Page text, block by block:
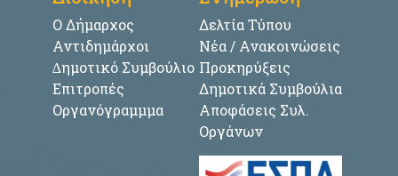
Ο Δήμαρχος
Αντιδημάρχοι
∆ημοτικό Συμβούλιο
Επιτροπές
Οργανόγραμμμα
Δελτία Τύπου
Νέα / Ανακοινώσεις
Προκηρύξεις
Δημοτικά Συμβούλια
Αποφάσεις Συλ.
Οργάνων